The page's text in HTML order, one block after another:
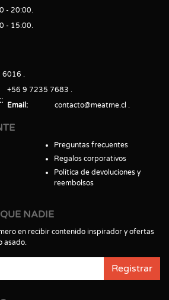
- 20:00
- 15:00
6016
+56 9 7235 7683
Email
contacto@meatme.cl
Preguntas frecuentes
Regalos corporativos
Política de devoluciones y
reembolsos
NADIE
en recibir contenido inspirador y ofertas
asado.
Registrar